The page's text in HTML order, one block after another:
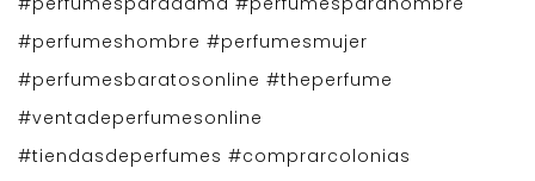
#perfumeshombre #perfumesmujer
#perfumesbaratosonline #theperfume
#ventadeperfumesonline
#tiendasdeperfumes #comprarcolonias